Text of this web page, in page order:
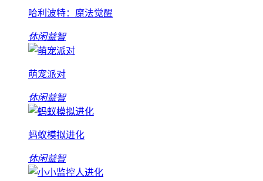
哈利波特：魔法觉醒
休闲益智
萌宠派对
休闲益智
蚂蚁模拟进化
休闲益智